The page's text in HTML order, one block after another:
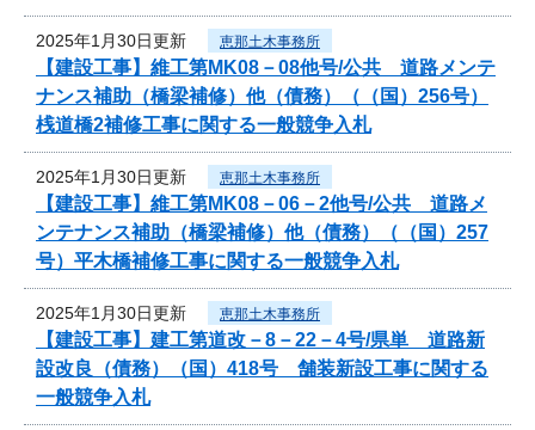
2025年1月30日更新 恵那土木事務所
【建設工事】維工第MK08－08他号/公共 道路メンテ
ナンス補助（橋梁補修）他（債務）（（国）256号）
桟道橋2補修工事に関する一般競争入札
2025年1月30日更新 恵那土木事務所
【建設工事】維工第MK08－06－2他号/公共 道路メ
ンテナンス補助（橋梁補修）他（債務）（（国）257
号）平木橋補修工事に関する一般競争入札
2025年1月30日更新 恵那土木事務所
【建設工事】建工第道改－8－22－4号/県単 道路新
設改良（債務）（国）418号 舗装新設工事に関する
一般競争入札